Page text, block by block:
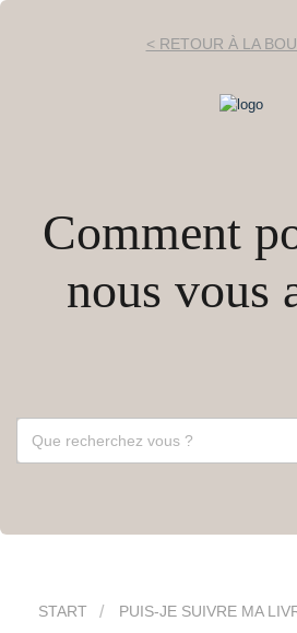
< RETOUR À LA
Comment
nous vous
START PUIS-JE SUIVRE MA